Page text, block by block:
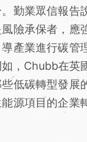
勤業眾信報告
險承保者，應
產業進行碳管
，Chubb在英
低碳轉型發展
源項目的企業